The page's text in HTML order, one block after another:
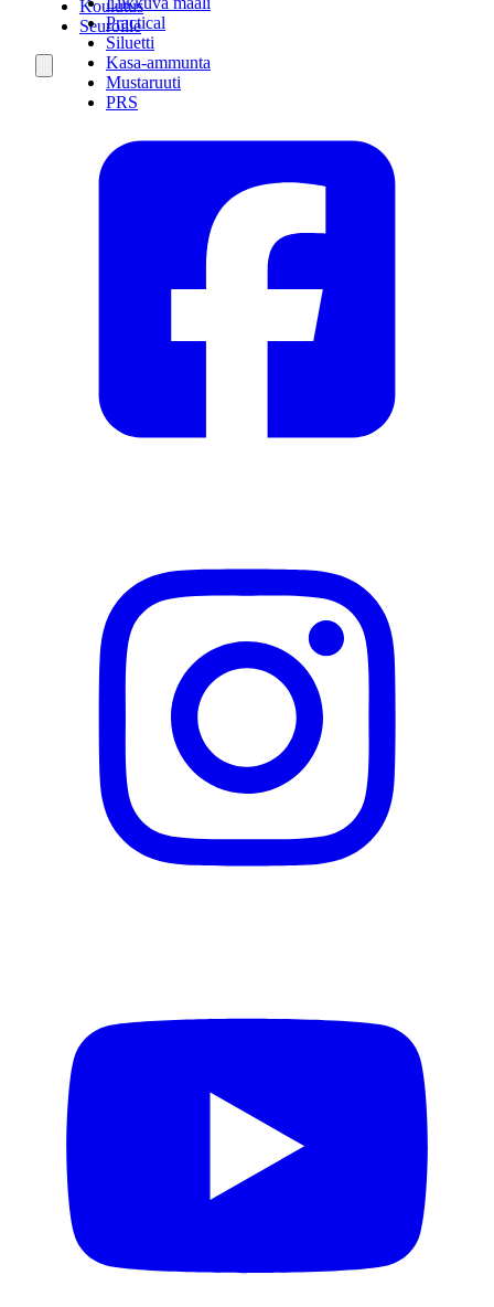
Practical
Siluetti
Kasa-ammunta
Mustaruuti
PRS
Koulutus
Seuroille